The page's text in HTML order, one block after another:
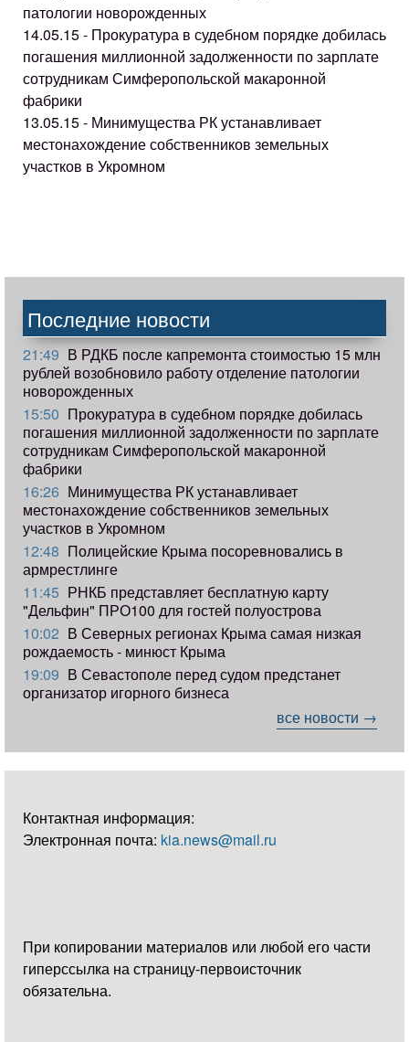
патологии новорожденных
14.05.15 - Прокуратура в судебном порядке добилась
погашения миллионной задолженности по зарплате
сотрудникам Симферопольской макаронной
фабрики
13.05.15 - Минимущества РК устанавливает
местонахождение собственников земельных
участков в Укромном
Последние новости
21:49 В РДКБ после капремонта стоимостью 15 млн
рублей возобновило работу отделение патологии
новорожденных
15:50 Прокуратура в судебном порядке добилась
погашения миллионной задолженности по зарплате
сотрудникам Симферопольской макаронной
фабрики
16:26 Минимущества РК устанавливает
местонахождение собственников земельных
участков в Укромном
12:48 Полицейские Крыма посоревновались в
армрестлинге
11:45 РНКБ представляет бесплатную карту
"Дельфин" ПРО100 для гостей полуострова
10:02 В Северных регионах Крыма самая низкая
рождаемость - минюст Крыма
19:09 В Севастополе перед судом предстанет
организатор игорного бизнеса
все новости →
Контактная информация:
Электронная почта: kia.news@mail.ru
При копировании материалов или любой его части
гиперссылка на страницу-первоисточник
обязательна.